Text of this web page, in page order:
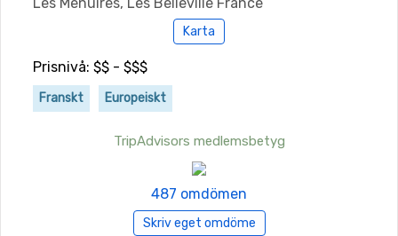
Karta
Prisnivå: $$ - $$$
Franskt Europeiskt
TripAdvisors medlemsbetyg
487 omdömen
Skriv eget omdöme